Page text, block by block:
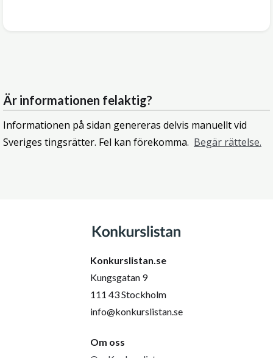
Är informationen felaktig?
Informationen på sidan genereras delvis manuellt vid
Sveriges tingsrätter. Fel kan förekomma. Begär rättelse.
Konkurslistan.se
Kungsgatan 9
111 43 Stockholm
info@konkurslistan.se
Om oss